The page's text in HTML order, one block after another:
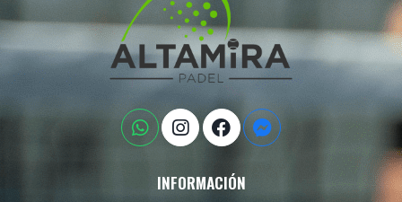
INFORMACIÓN